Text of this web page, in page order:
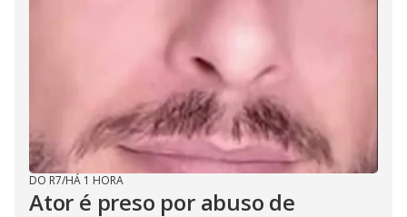
DO R7/HÁ 1 HORA
Ator é preso por abuso de